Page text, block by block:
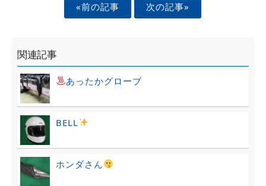
«前の記事 次の記事»
関連記事
あったかグローブ
BELL
ホンダさん